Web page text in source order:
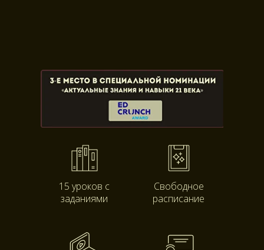
15 уроков с
заданиями
Свободное
расписание